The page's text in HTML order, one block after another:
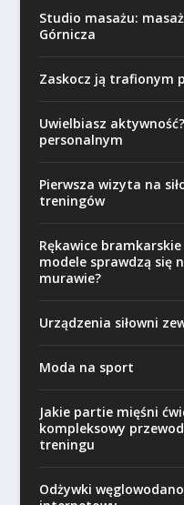
Studio masażu:
Górnicza
Zaskocz ją trafionym
Uwielbiasz
personalnym
Pierwsza wizyta na
treningów
Rękawice
modele sprawdzą się
murawie?
Urządzenia siłowni
Moda na sport
Jakie partie mięśni
kompleksowy
treningu
Odżywki